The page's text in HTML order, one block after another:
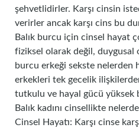
şehvetlidirler. Karşı cinsin
verirler ancak karşı cins bu
Balık burcu için cinsel hayat
fiziksel olarak değil, duygusal
burcu erkeği sekste nelerden
erkekleri tek gecelik
tutkulu ve hayal gücü yüksek
Balık kadını cinsellikte
Cinsel Hayatı: Karşı cinse